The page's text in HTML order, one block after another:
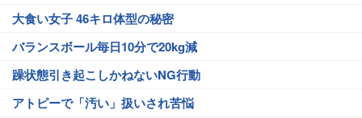
大食い女子 46キロ体型の秘密
バランスボール毎日10分で20kg減
躁状態引き起こしかねないNG行動
アトピーで「汚い」扱いされ苦悩